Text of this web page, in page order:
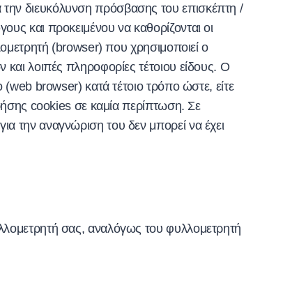
διευκόλυνση πρόσβασης του επισκέπτη /
και προκειμένου να καθορίζονται οι
(browser) που χρησιμοποιεί ο
λοιπές πληροφορίες τέτοιου είδους. Ο
browser) κατά τέτοιο τρόπο ώστε, είτε
cookies σε καμία περίπτωση. Σε
την αναγνώριση του δεν μπορεί να έχει
σας, αναλόγως του φυλλομετρητή